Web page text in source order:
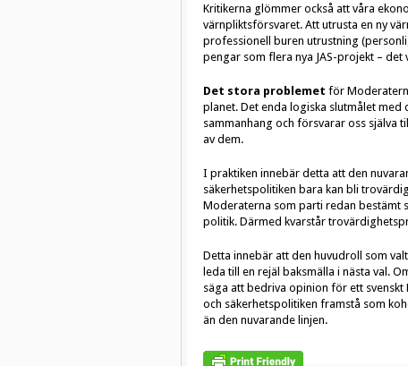
Kritikerna glömmer också att våra
värnpliktsförsvaret. Att utrusta en ny
professionell buren utrustning
pengar som flera nya JAS-projekt –
Det stora problemet för
planet. Det enda logiska slutmålet
sammanhang och försvarar oss själva
av dem.
I praktiken innebär detta att den
säkerhetspolitiken bara kan bli
Moderaterna som parti redan bestämt
politik. Därmed kvarstår
Detta innebär att den huvudroll som
leda till en rejäl baksmälla i nästa val.
säga att bedriva opinion för ett
och säkerhetspolitiken framstå som
än den nuvarande linjen.